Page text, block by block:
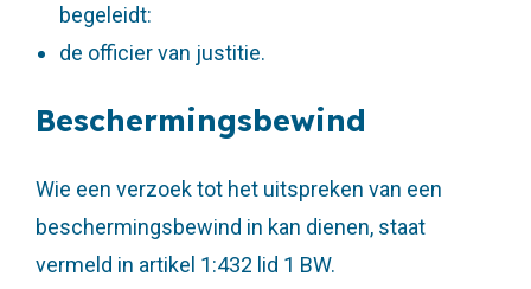
begeleidt:
de officier van justitie.
Beschermingsbewind
Wie een verzoek tot het uitspreken van een
beschermingsbewind in kan dienen, staat
vermeld in artikel 1:432 lid 1 BW.